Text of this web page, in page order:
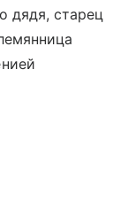
дядя, старец